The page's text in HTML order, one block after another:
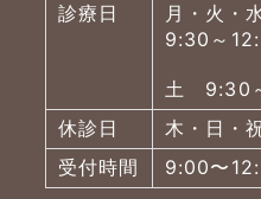
診療日
月・火・
9:30～
土 9:30
休診日
木・日・
受付時間
9:00〜